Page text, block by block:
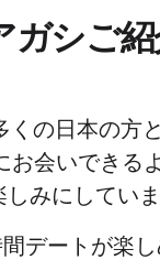
ガシご
くの日本の方
会いできる
みにしていま
デートが楽